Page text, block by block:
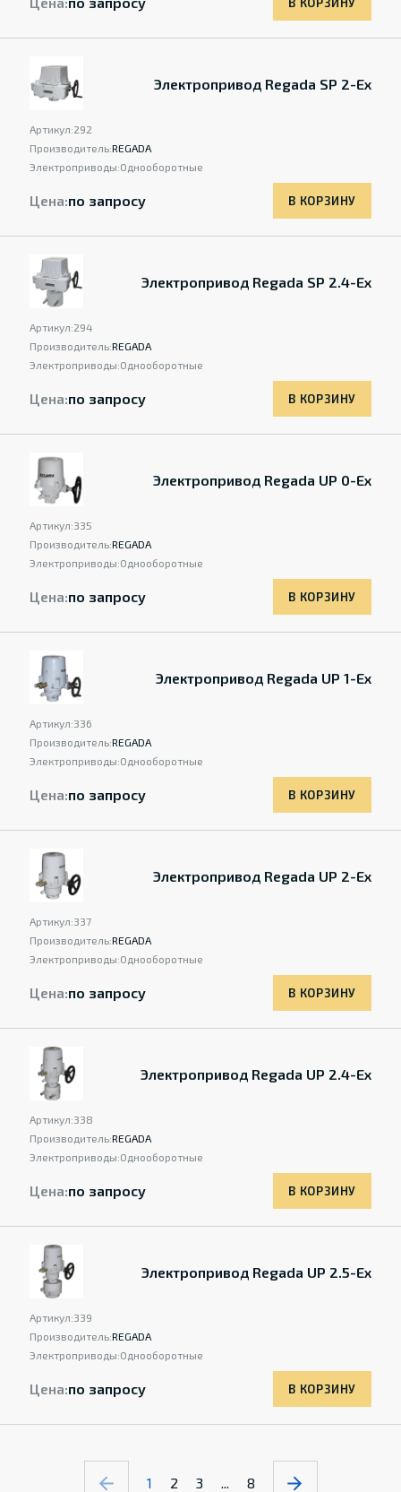
Электропривод Regada SP 2-Ex
Артикул:292
Производитель:REGADA
Электроприводы:Однооборотные
Цена:по запросу В КОРЗИНУ
Электропривод Regada SP 2.4-Ex
Артикул:294
Производитель:REGADA
Электроприводы:Однооборотные
Цена:по запросу В КОРЗИНУ
Электропривод Regada UP 0-Ex
Артикул:335
Производитель:REGADA
Электроприводы:Однооборотные
Цена:по запросу В КОРЗИНУ
Электропривод Regada UP 1-Ex
Артикул:336
Производитель:REGADA
Электроприводы:Однооборотные
Цена:по запросу В КОРЗИНУ
Электропривод Regada UP 2-Ex
Артикул:337
Производитель:REGADA
Электроприводы:Однооборотные
Цена:по запросу В КОРЗИНУ
Электропривод Regada UP 2.4-Ex
Артикул:338
Производитель:REGADA
Электроприводы:Однооборотные
Цена:по запросу В КОРЗИНУ
Электропривод Regada UP 2.5-Ex
Артикул:339
Производитель:REGADA
Электроприводы:Однооборотные
Цена:по запросу В КОРЗИНУ
1 2 3 ... 8